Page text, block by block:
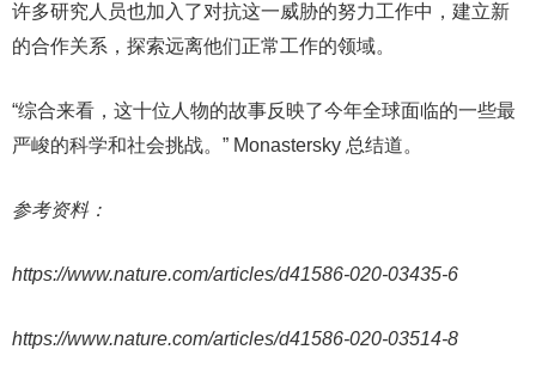
许多研究人员也加入了对抗这一威胁的努力工作中，建立新
的合作关系，探索远离他们正常工作的领域。
“综合来看，这十位人物的故事反映了今年全球面临的一些最
严峻的科学和社会挑战。” Monastersky 总结道。
参考资料：
https://www.nature.com/articles/d41586-020-03435-6
https://www.nature.com/articles/d41586-020-03514-8